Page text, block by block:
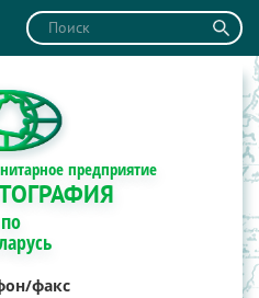
предприятие
факс